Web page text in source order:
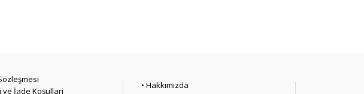
ve İade Koşullari
• Hakkımızda